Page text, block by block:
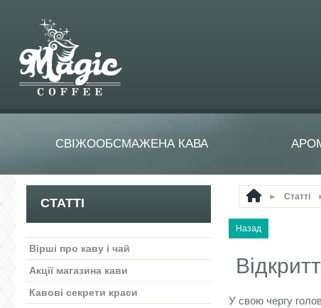
СВІЖООБСМАЖЕНА КАВА
СТАТТІ
Вірші про каву і чай
Акції магазина кави
Кавові секрети краси
► Статті
У свою чергу